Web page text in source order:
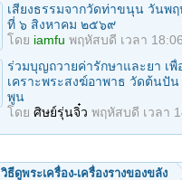
เสียงธรรมจากวัดท่าขนุน วันพ
ที่ ๖ สิงหาคม ๒๕๖๙
โดย iamfu พฤหัสบดี เวลา 18:06
ร่วมบุญถวายค่ารักษาและยา เพื่
เคราะพระสงฆ์อาพาธ วัดต้นปัน
พูน
โดย ศิษย์รุ่นจิ๋ว พฤหัสบดี เวลา
วิธีดูพระเครื่อง-เครื่องรางของขลัง